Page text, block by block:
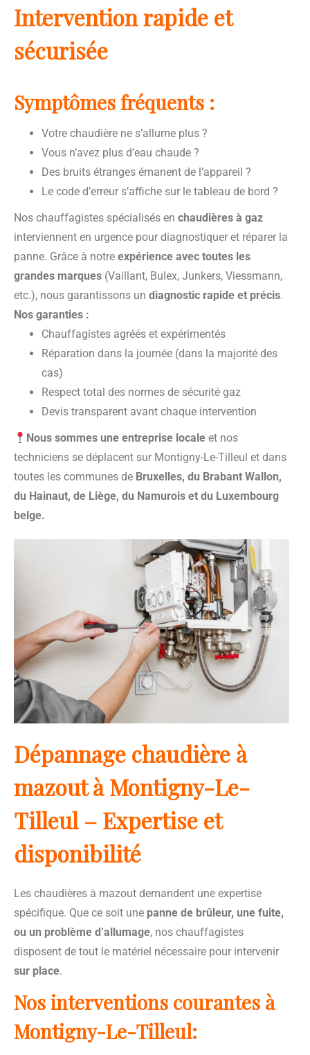
Intervention rapide et
sécurisée
Symptômes fréquents :
Votre chaudière ne s’allume plus ?
Vous n’avez plus d’eau chaude ?
Des bruits étranges émanent de l’appareil ?
Le code d’erreur s’affiche sur le tableau de bord ?
Nos chauffagistes spécialisés en chaudières à gaz
interviennent en urgence pour diagnostiquer et réparer la
panne. Grâce à notre expérience avec toutes les
grandes marques (Vaillant, Bulex, Junkers, Viessmann,
etc.), nous garantissons un diagnostic rapide et précis.
Nos garanties :
Chauffagistes agréés et expérimentés
Réparation dans la journée (dans la majorité des
cas)
Respect total des normes de sécurité gaz
Devis transparent avant chaque intervention
Nous sommes une entreprise locale et nos
techniciens se déplacent sur Montigny-Le-Tilleul et dans
toutes les communes de Bruxelles, du Brabant Wallon,
du Hainaut, de Liège, du Namurois et du Luxembourg
belge.
Dépannage chaudière à
mazout à Montigny-Le-
Tilleul – Expertise et
disponibilité
Les chaudières à mazout demandent une expertise
spécifique. Que ce soit une panne de brûleur, une fuite,
ou un problème d’allumage, nos chauffagistes
disposent de tout le matériel nécessaire pour intervenir
sur place.
Nos interventions courantes à
Montigny-Le-Tilleul: